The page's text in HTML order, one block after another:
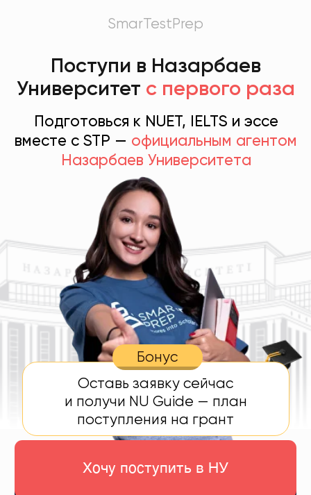
Подготовься к NUET, IELTS и эссе
вместе с STP —
официальным агентом
Назарбаев Университета
Университетс первого раза
SmarTestPrep
Хочу поступить в НУ
Оставь заявку сейчас
и получи NU Guide — план
поступления на грант
Бонус